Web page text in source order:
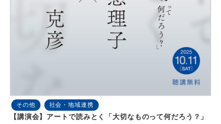
その他 社会・地域連携
【講演会】アートで読みとく「大切なものって何だろう？」